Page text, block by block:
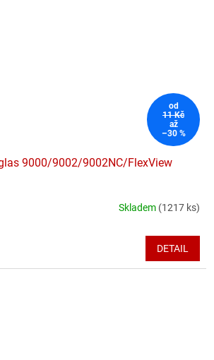
od
11 Kč
až
–30 %
9000/9002/9002NC/FlexView
Skladem (1217 ks)
DETAIL